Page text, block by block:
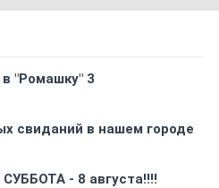
"Ромашку" 3
свиданий в нашем городе
- 8 августа!!!!